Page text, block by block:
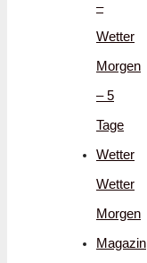
–
Wetter
Morgen
– 5
Tage
Wetter
Wetter
Morgen
Magazin